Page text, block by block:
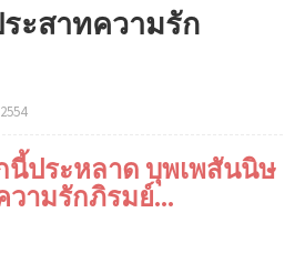
ะสาทความรัก
นี้ประหลาด บุพเพสันนิษ
วามรักภิรมย์...